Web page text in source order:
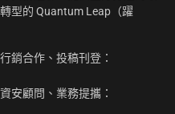
型的 Quantum Leap（躍
銷合作、投稿刊登：
安顧問、業務提攜：